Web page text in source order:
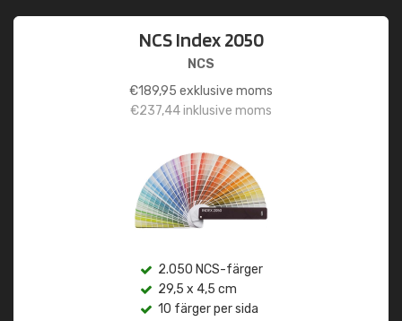
NCS Index 2050
NCS
€189,95 exklusive moms
€237,44inklusive moms
2.050 NCS-färger
29,5 x 4,5 cm
10 färger per sida